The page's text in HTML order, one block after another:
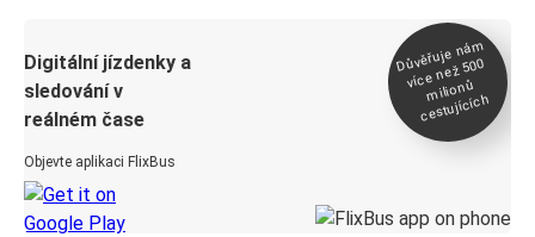
Digitální jízdenky a
sledování v
reálném čase
Objevte aplikaci FlixBus
Důvěřuje ná
m
více než 500
milionů
cestujících